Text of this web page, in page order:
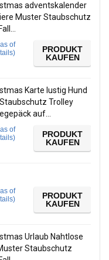
adventskalender
Muster Staubschutz
of
)
PRODUKT
KAUFEN
Karte lustig Hund
Trolley
auf…
of
)
PRODUKT
KAUFEN
of
)
PRODUKT
KAUFEN
Urlaub Nahtlose
Staubschutz